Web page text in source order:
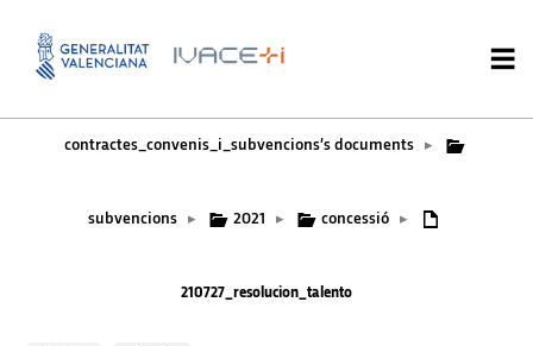
contractes_convenis_i_subvencions’s documents ▸
subvencions ▸ 2021 ▸ concessió ▸
210727_resolucion_talento